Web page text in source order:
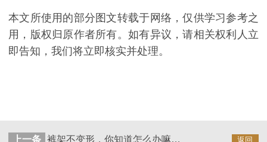
本文所使用的部分图文转载于网络，仅供学习参考之
用，版权归原作者所有。如有异议，请相关权利人立
即告知，我们将立即核实并处理。
返回
上一条 裤架不变形，你知道怎么办嘛【华恩衣架】